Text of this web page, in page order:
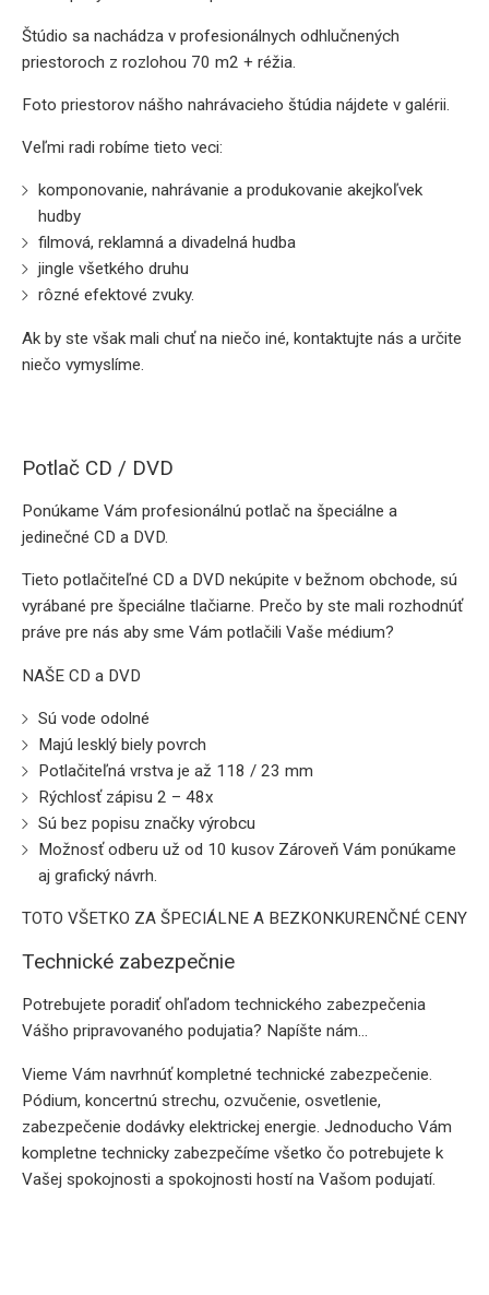
Štúdio sa nachádza v profesionálnych odhlučnených
priestoroch z rozlohou 70 m2 + réžia.
Foto priestorov nášho nahrávacieho štúdia nájdete v galérii.
Veľmi radi robíme tieto veci:
komponovanie, nahrávanie a produkovanie akejkoľvek
hudby
filmová, reklamná a divadelná hudba
jingle všetkého druhu
rôzné efektové zvuky.
Ak by ste však mali chuť na niečo iné, kontaktujte nás a určite
niečo vymyslíme.
Potlač CD / DVD
Ponúkame Vám profesionálnú potlač na špeciálne a
jedinečné CD a DVD.
Tieto potlačiteľné CD a DVD nekúpite v bežnom obchode, sú
vyrábané pre špeciálne tlačiarne. Prečo by ste mali rozhodnúť
práve pre nás aby sme Vám potlačili Vaše médium?
NAŠE CD a DVD
Sú vode odolné
Majú lesklý biely povrch
Potlačiteľná vrstva je až 118 / 23 mm
Rýchlosť zápisu 2 – 48x
Sú bez popisu značky výrobcu
Možnosť odberu už od 10 kusov Zároveň Vám ponúkame
aj grafický návrh.
TOTO VŠETKO ZA ŠPECIÁLNE A BEZKONKURENČNÉ CENY
Technické zabezpečnie
Potrebujete poradiť ohľadom technického zabezpečenia
Vášho pripravovaného podujatia? Napíšte nám…
Vieme Vám navrhnúť kompletné technické zabezpečenie.
Pódium, koncertnú strechu, ozvučenie, osvetlenie,
zabezpečenie dodávky elektrickej energie. Jednoducho Vám
kompletne technicky zabezpečíme všetko čo potrebujete k
Vašej spokojnosti a spokojnosti hostí na Vašom podujatí.